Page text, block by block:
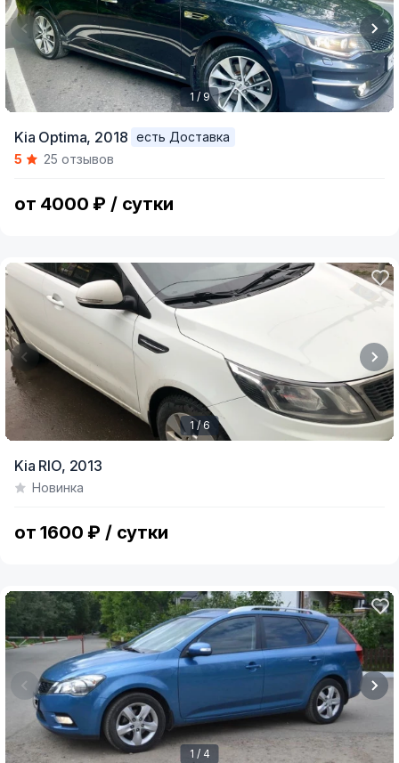
of
1 / 9
Kia Optima, 2018
есть Доставка
5
25 отзывов
от 4000 ₽ / сутки
of
1 / 6
Kia RIO, 2013
Новинка
от 1600 ₽ / сутки
1 / 4